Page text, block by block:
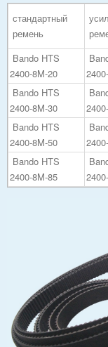
стандартный
ремень
Bando HTS
2400-8M-20
Bando HTS
2400-8M-30
Bando HTS
2400-8M-50
Bando HTS
2400-8M-85